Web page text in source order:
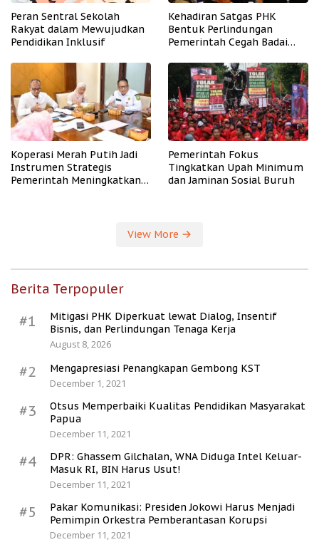
Peran Sentral Sekolah
Rakyat dalam Mewujudkan
Pendidikan Inklusif
Kehadiran Satgas PHK
Bentuk Perlindungan
Pemerintah Cegah Badai
Koperasi Merah Putih Jadi
Instrumen Strategis
Pemerintah Meningkatkan
Pemerintah Fokus
Tingkatkan Upah Minimum
dan Jaminan Sosial Buruh
View More
Berita Terpopuler
#1
Mitigasi PHK Diperkuat lewat Dialog, Insentif
Bisnis, dan Perlindungan Tenaga Kerja
August 8, 2026
#2
Mengapresiasi Penangkapan Gembong KST
December 1, 2021
#3
Otsus Memperbaiki Kualitas Pendidikan Masyarakat
Papua
December 11, 2021
#4
DPR: Ghassem Gilchalan, WNA Diduga Intel Keluar-
Masuk RI, BIN Harus Usut!
December 11, 2021
#5
Pakar Komunikasi: Presiden Jokowi Harus Menjadi
Pemimpin Orkestra Pemberantasan Korupsi
December 11, 2021